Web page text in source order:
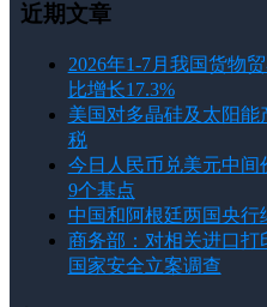
近期文章
2026年1-7月我国货物
比增长17.3%
美国对多晶硅及太阳能
税
今日人民币兑美元中间
9个基点
中国和阿根廷两国央
商务部：对相关进口打
国家安全立案调查